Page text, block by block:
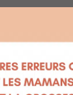
arroser
ou un
de son
à l’air et